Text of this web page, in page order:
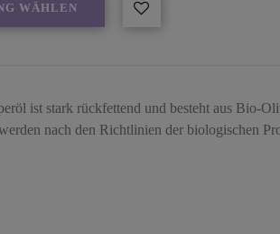
WÄHLEN
ist stark rückfettend und besteht aus Bio-
nach den Richtlinien der biologischen